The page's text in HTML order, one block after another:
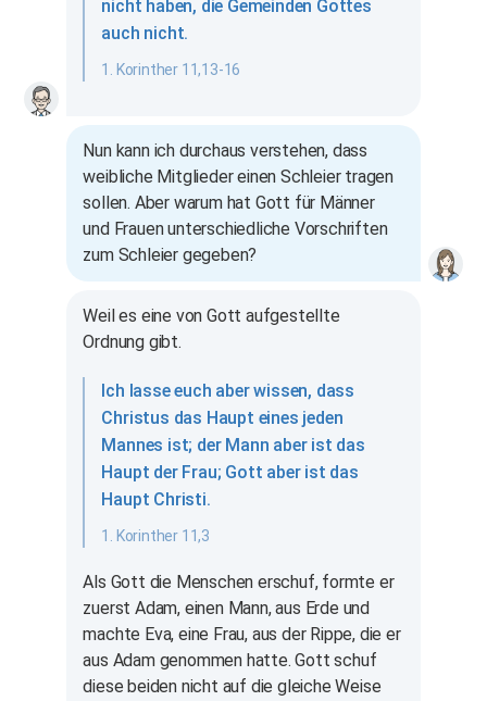
nicht haben, die Gemeinden Gottes
auch nicht.
1. Korinther 11,13-16
Nun kann ich durchaus verstehen, dass
weibliche Mitglieder einen Schleier tragen
sollen. Aber warum hat Gott für Männer
und Frauen unterschiedliche Vorschriften
zum Schleier gegeben?
Weil es eine von Gott aufgestellte
Ordnung gibt.
Ich lasse euch aber wissen, dass
Christus das Haupt eines jeden
Mannes ist; der Mann aber ist das
Haupt der Frau; Gott aber ist das
Haupt Christi.
1. Korinther 11,3
Als Gott die Menschen erschuf, formte er
zuerst Adam, einen Mann, aus Erde und
machte Eva, eine Frau, aus der Rippe, die er
aus Adam genommen hatte. Gott schuf
diese beiden nicht auf die gleiche Weise